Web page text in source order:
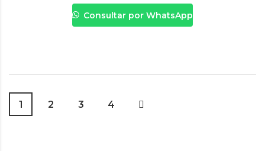
Consultar por WhatsApp
1 2 3 4